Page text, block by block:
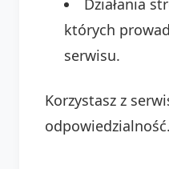
Działania
których
serwisu.
Korzystasz z
odpowiedzialność.